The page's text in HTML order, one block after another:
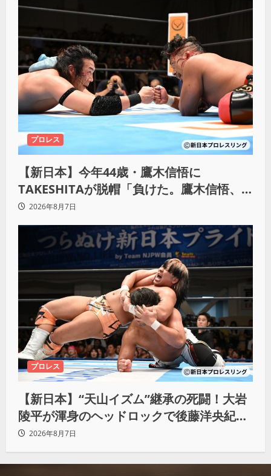
プロレス
【新日本】今年44歳・鷹木信悟に
TAKESHITAが脱帽「負けた。鷹木信悟、
強いわ！」
2026年8月7日
プロレス
【新日本】“天山イズム”継承の死闘！大岩
陵平が渾身のヘッドロックで後藤洋央紀か
らタップ奪取 執念の「リベンジ＆4勝目」
2026年8月7日